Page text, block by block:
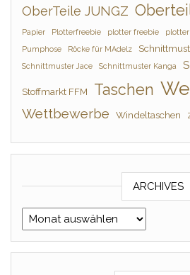
OberTeile JUNGZ
Papier Plotterfreebie plotter freebie
Pumphose
Röcke für MAdelz
Schnittmuster Jace Schnittmuster Kanga
Stoffmarkt FFM Taschen
Wettbewerbe Windeltaschen
ARCHIVES
Archives